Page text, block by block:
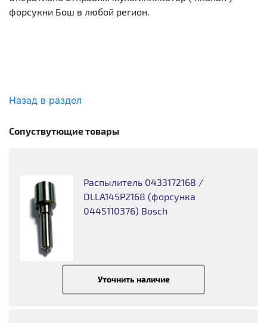
форсукни Бош в любой регион.
Назад в раздел
Сопуствутющие товары
Распылитель 0433172168 /
DLLA145P2168 (форсунка
0445110376) Bosch
Уточнить наличие